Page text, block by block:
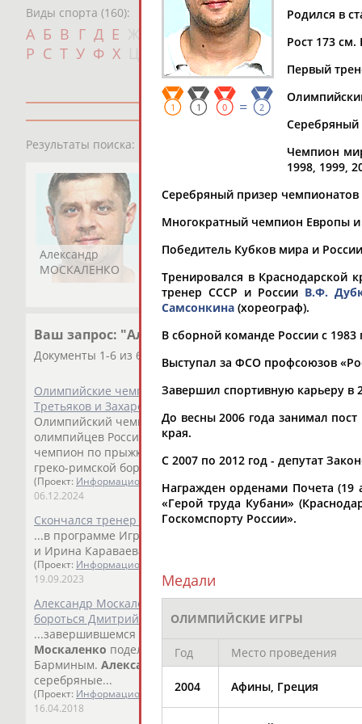
Виды спорта (160):
А Б В Г Д Е И К Л М Н О
П
Р С Т У Ф Х Ш Щ Э Ю Я
с
Результаты поиска:
Александр
МОСКАЛЕНКО
Ваш запрос: "Александр Москаленко"
Документы 1-6 из 6 найденных уникальных документов
Олимпийские чемпионы и стипендиаты Фонда
Третьяков и Захаров проведут мастер-классы
Олимпийский чемпион 2014 года в скелетоне,
олимпийцев России
Александр
чемпион по прыжкам на батуте
греко-римской борьбе Мурат...
(Проект: Информационное агентство СТАДИОН
06.12.2024
Скончался тренер олимпийских чемпионов Виталий Дубко
...в программе Игр, олимпийскими чемпионами стали
и Ирина Караваева. Дубко также был...
(Проект: Информационное агентство СТАДИОН
19.09.2023
Александр Москаленко: В индивидуальных прыжках за
бороться Дмитрий Ушаков
...завершившемся в Баку чемпионате Европы.
Москаленко поделился своими впечатлениями о...
Барминым. Александр Москаленко: - В активе нашей
серебряные...
(Проект: Информационное агентство СТАДИОН)
16.04.2018
1 1 0 = 2
Родился в
Рост 173 см.
Первый
Серебряный
Чемпион
1998, 1999,
Серебряный призер
Многократный чемпион Европы и
Победитель Кубков мира и
Тренировался в Краснодарской
тренер СССР и России В.Ф.
Самсонкина (хореограф).
В сборной команде России с 1983
Выступал за ФСО профсоюзов
Завершил спортивную карьеру в
До весны 2006 года занимал
края.
С 2007 по 2012 год - депутат
Награжден орденами Почета (19
«Герой труда Кубани»
Госкомспорту России».
Медали
ОЛИМПИЙСКИЕ ИГРЫ
Год Место проведения
2004 Афины, Греция